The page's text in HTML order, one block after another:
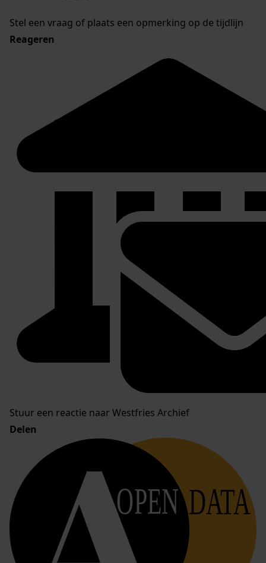
Stel een vraag of plaats een opmerking op de tijdlijn
Reageren
Stuur een reactie naar Westfries Archief
Delen
OPEN DATA